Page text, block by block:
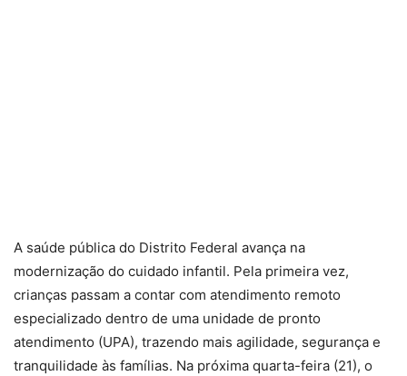
A saúde pública do Distrito Federal avança na
modernização do cuidado infantil. Pela primeira vez,
crianças passam a contar com atendimento remoto
especializado dentro de uma unidade de pronto
atendimento (UPA), trazendo mais agilidade, segurança e
tranquilidade às famílias. Na próxima quarta-feira (21), o